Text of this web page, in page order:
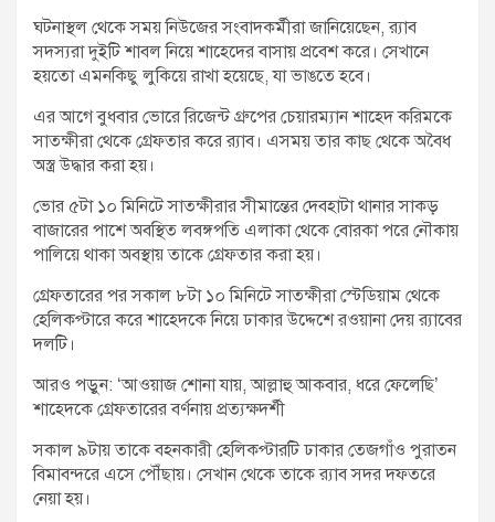
ঘটনাস্থল থেকে সময় নিউজের সংবাদকর্মীরা জানিয়েছেন, র‌্যাব
সদস্যরা দুইটি শাবল নিয়ে শাহেদের বাসায় প্রবেশ করে। সেখানে
হয়তো এমনকিছু লুকিয়ে রাখা হয়েছে, যা ভাঙতে হবে।
এর আগে বুধবার ভোরে রিজেন্ট গ্রুপের চেয়ারম্যান শাহেদ করিমকে
সাতক্ষীরা থেকে গ্রেফতার করে র‌্যাব। এসময় তার কাছ থেকে অবৈধ
অস্ত্র উদ্ধার করা হয়।
ভোর ৫টা ১০ মিনিটে সাতক্ষীরার সীমান্তের দেবহাটা থানার সাকড়
বাজারের পাশে অবস্থিত লবঙ্গপতি এলাকা থেকে বোরকা পরে নৌকায়
পালিয়ে থাকা অবস্থায় তাকে গ্রেফতার করা হয়।
গ্রেফতারের পর সকাল ৮টা ১০ মিনিটে সাতক্ষীরা স্টেডিয়াম থেকে
হেলিকপ্টারে করে শাহেদকে নিয়ে ঢাকার উদ্দেশে রওয়ানা দেয় র‌্যাবের
দলটি।
আরও পড়ুন: ‘আওয়াজ শোনা যায়, আল্লাহু আকবার, ধরে ফেলেছি’
শাহেদকে গ্রেফতারের বর্ণনায় প্রত্যক্ষদর্শী
সকাল ৯টায় তাকে বহনকারী হেলিকপ্টারটি ঢাকার তেজগাঁও পুরাতন
বিমাবন্দরে এসে পৌঁছায়। সেখান থেকে তাকে র‌্যাব সদর দফতরে
নেয়া হয়।